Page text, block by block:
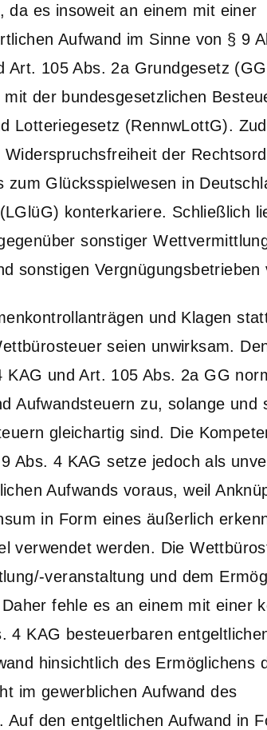
da es insoweit an einem mit einer
Aufwand im Sinne von § 9
Art. 105 Abs. 2a Grundgesetz
der bundesgesetzlichen
Lotteriegesetz (RennwLottG).
der
Glücksspielwesen in
konterkariere. Schließlich
sonstiger
sonstigen Vergnügungsbetrieben
und Klagen
seien unwirksam.
und Art. 105 Abs. 2a GG
Aufwandsteuern zu, solange und
gleichartig sind. Die
Abs. 4 KAG setze jedoch als
Aufwands voraus, weil
in Form eines äußerlich
verwendet werden. Die
veranstaltung und dem
fehle es an einem mit einer
4 KAG besteuerbaren
hinsichtlich des Ermöglichens
im gewerblichen Aufwand des
den entgeltlichen Aufwand in